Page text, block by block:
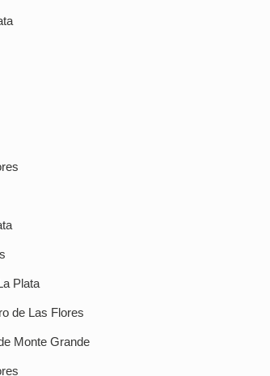
Plata
de Las Flores
Monte Grande